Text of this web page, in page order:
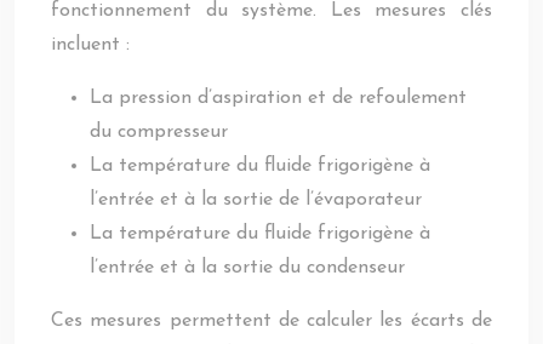
fonctionnement du système. Les mesures clés
incluent :
La pression d’aspiration et de refoulement
du compresseur
La température du fluide frigorigène à
l’entrée et à la sortie de l’évaporateur
La température du fluide frigorigène à
l’entrée et à la sortie du condenseur
Ces mesures permettent de calculer les écarts de